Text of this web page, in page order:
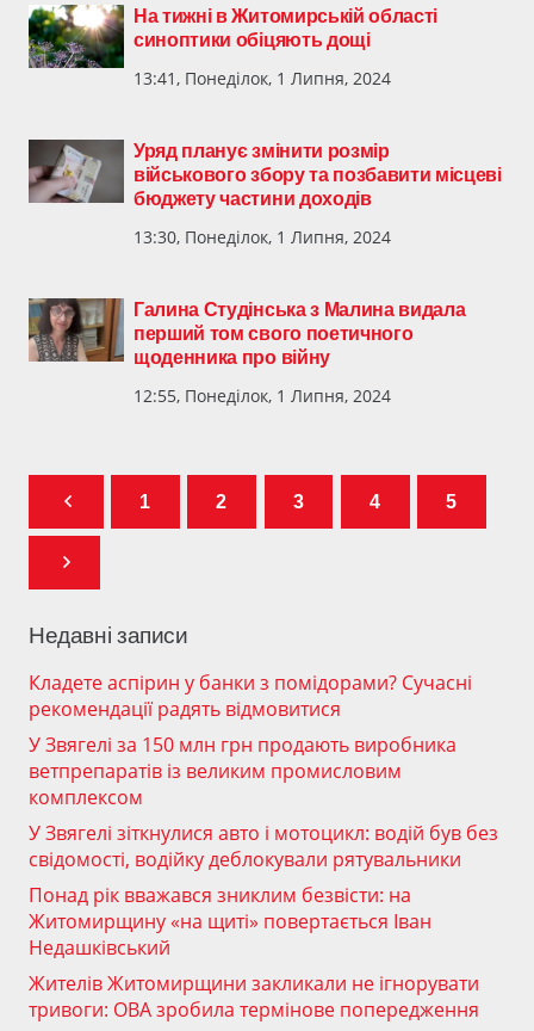
На тижні в Житомирській області
синоптики обіцяють дощі
13:41, Понеділок, 1 Липня, 2024
Уряд планує змінити розмір
військового збору та позбавити місцеві
бюджету частини доходів
13:30, Понеділок, 1 Липня, 2024
Галина Студінська з Малина видала
перший том свого поетичного
щоденника про війну
12:55, Понеділок, 1 Липня, 2024
1 2 3 4 5
Недавні записи
Кладете аспірин у банки з помідорами? Сучасні
рекомендації радять відмовитися
У Звягелі за 150 млн грн продають виробника
ветпрепаратів із великим промисловим
комплексом
У Звягелі зіткнулися авто і мотоцикл: водій був без
свідомості, водійку деблокували рятувальники
Понад рік вважався зниклим безвісти: на
Житомирщину «на щиті» повертається Іван
Недашківський
Жителів Житомирщини закликали не ігнорувати
тривоги: ОВА зробила термінове попередження